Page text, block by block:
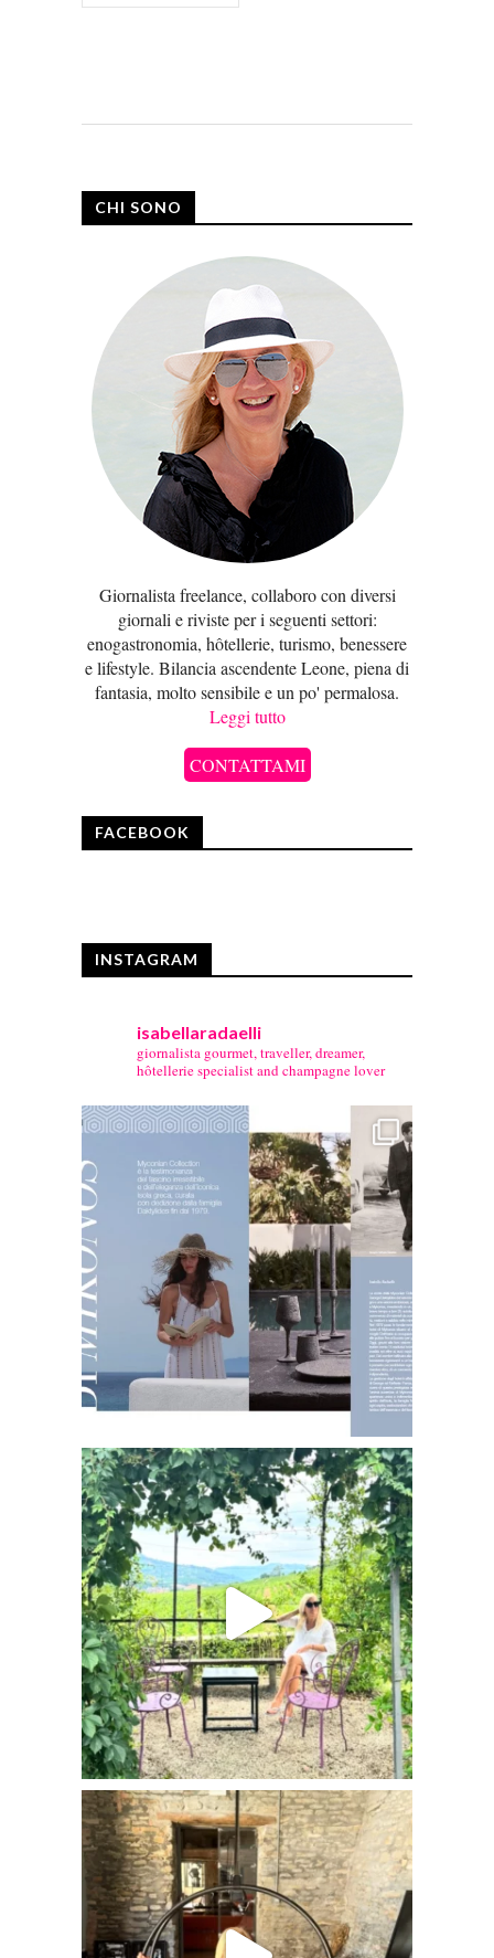
CHI SONO
Giornalista freelance, collaboro con diversi
giornali e riviste per i seguenti settori:
enogastronomia, hôtellerie, turismo, benessere
e lifestyle. Bilancia ascendente Leone, piena di
fantasia, molto sensibile e un po' permalosa.
Leggi tutto
CONTATTAMI
FACEBOOK
INSTAGRAM
isabellaradaelli
giornalista gourmet, traveller, dreamer,
hôtellerie specialist and champagne lover